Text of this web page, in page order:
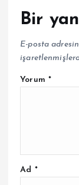
Bir
E-posta
Yorum *
Ad *